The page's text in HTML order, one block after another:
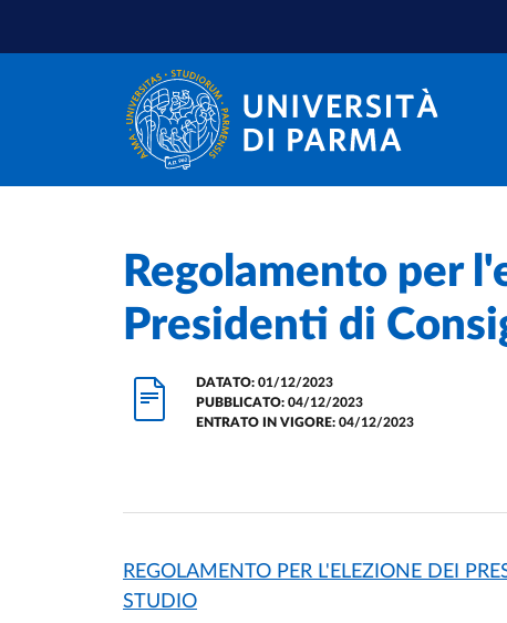
Home
Regolamento per
Presidenti di
DATATO: 01/12/2023
PUBBLICATO: 04/12/2023
ENTRATO IN VIGORE: 04/12/2023
REGOLAMENTO PER L'ELEZIONE DEI
STUDIO